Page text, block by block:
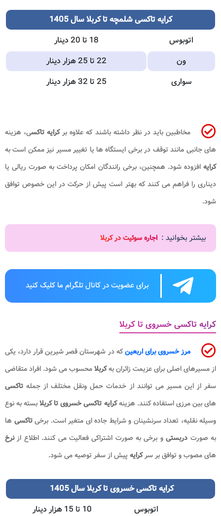
کرایه تاکسی شلمچه تا کربلا سال 1405
اتوبوس
18 تا 20 دینار
ون
22 تا 25 هزار دینار
سواری
25 تا 32 هزار دینار
مخاطبین باید در نظر داشته باشند که علاوه برکرایه تاکسی، هزینه
های جانبی مانند توقف در برخی ایستگاه ها یا تغییر مسیر نیز ممکن است به
کرایهافزوده شود. همچنین، برخی رانندگان امکان پرداخت به صورت ریالی یا
دیناری را فراهم می کنند که بهتر است پیش از حرکت در این خصوص توافق
شود.
بیشتر بخوانید : اجاره سوئیت در کربلا
برای عضویت در کانال تلگرام ما کلیک کنید
کرایه تاکسی خسروی تا کربلا
مرز خسروی برای اربعینکه در شهرستان قصر شیرین قرار دارد، یکی
از مسیرهای اصلی برای عزیمت زائران بهکربلامحسوب می شود. افراد متقاضی
سفر از این مسیر می توانند از خدمات حمل ونقل مختلف از جمله تاکسی
های بین مرزی استفاده کنند. هزینهکرایه تاکسی خسروی تا کربلابسته به نوع
وسیله نقلیه، تعداد سرنشینان و شرایط جاده ای متغیر است. برخیتاکسی ها
به صورت دربستیو برخی به صورت اشتراکی فعالیت می کنند. اطلاع ازنرخ
های مصوب و توافق بر سرکرایه پیش از سفر توصیه می شود.
کرایه تاکسی خسروی تا کربلا سال 1405
اتوبوس
10 تا 15 هزار دینار